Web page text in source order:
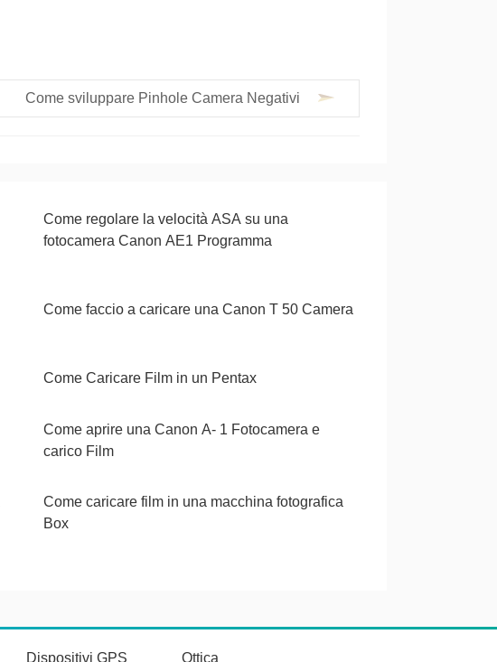
Come sviluppare Pinhole Camera Negativi
Come regolare la velocità ASA su una
fotocamera Canon AE1 Programma
Come faccio a caricare una Canon T 50 Camera
Come Caricare Film in un Pentax
Come aprire una Canon A- 1 Fotocamera e
carico Film
Come caricare film in una macchina fotografica
Box
Dispositivi GPS Ottica